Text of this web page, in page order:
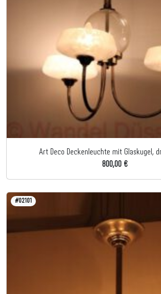
Art Deco Deckenleuchte mit Glaskugel,
800,00 €
#02101